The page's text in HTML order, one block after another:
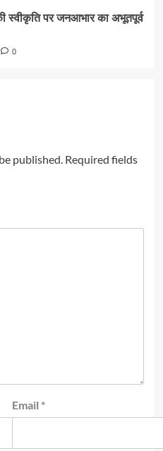
स्वीकृति पर जनआभार का अभूतपूर्व
0
published. Required fields
Email *